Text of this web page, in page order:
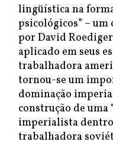
lingüística na
psicológicos” –
por David
aplicado em seus
trabalhadora
tornou-se um
dominação
construção de uma
imperialista
trabalhadora